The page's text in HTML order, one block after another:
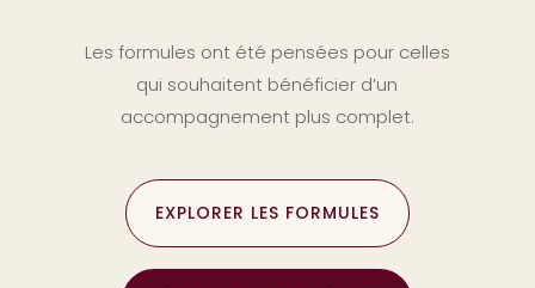
Les formules ont été pensées pour celles
qui souhaitent bénéficier d’un
accompagnement plus complet.
EXPLORER LES FORMULES